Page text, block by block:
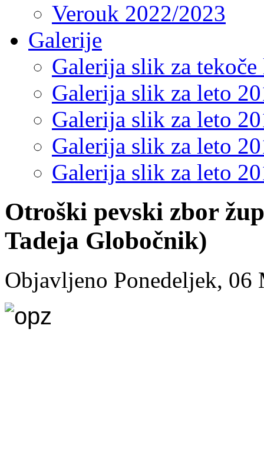
Verouk 2022/2023
Galerije
Galerija slik za tekoče
Galerija slik za leto
Galerija slik za leto
Galerija slik za leto
Galerija slik za leto
Otroški pevski zbor
Tadeja Globočnik)
Objavljeno Ponedeljek, 06